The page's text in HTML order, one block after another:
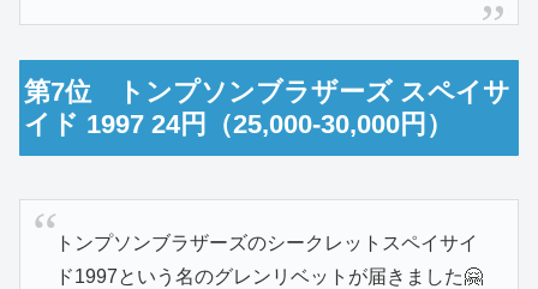
第7位 トンプソンブラザーズ スペイサ
イド 1997 24円（25,000-30,000円）
トンプソンブラザーズのシークレットスペイサイ
ド1997という名のグレンリベットが届きました🤗